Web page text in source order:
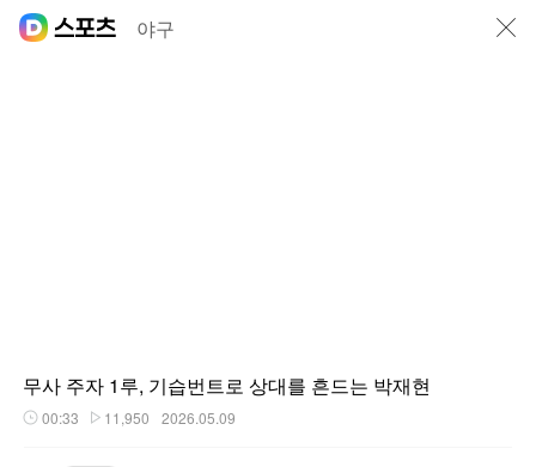
야구
무사 주자 1루, 기습번트로 상대를 흔드는 박재현
00:33 11,950 2026.05.09